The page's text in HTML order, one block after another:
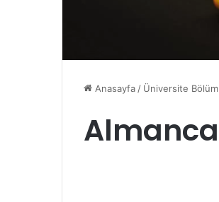
Anasayfa / Üniversite